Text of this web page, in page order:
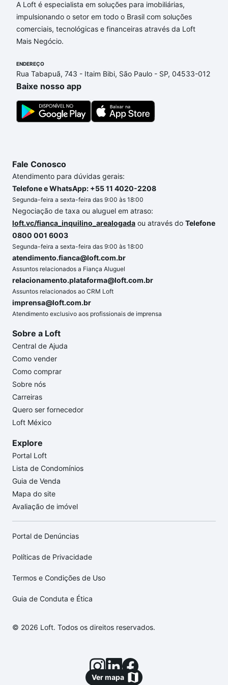
Ver mapa
Imóveis com 2 suites à venda em Jardim São
Maurício, Santa Gertrudes, SP que custam a partir
de R$ 0 e com nossas opções de financiamento
imobiliário as parcelas podem se adequar ao seu
envolvidos no processo de compra, veja em nosso
portal quanto custa comprar um apartamento e
conte com a gente para comprar o imóvel dos seus
sonhos com segurança e conforto. Loft, com você
até as chaves.
A Loft é especialista em soluções para imobiliárias,
impulsionando o setor em todo o Brasil com soluções
comerciais, tecnológicas e financeiras através da Loft
Mais Negócio.
ENDEREÇO
Rua Tabapuã, 743 - Itaim Bibi, São Paulo - SP, 04533-012
Baixe nosso app
Fale Conosco
Atendimento para dúvidas gerais:
Telefone e WhatsApp: +55 11 4020-2208
Segunda-feira a sexta-feira das 9:00 às 18:00
Negociação de taxa ou aluguel em atraso:
loft.vc/fianca_inquilino_arealogada ou através do Telefone
0800 001 6003
Segunda-feira a sexta-feira das 9:00 às 18:00
atendimento.fianca@loft.com.br
Assuntos relacionados a Fiança Aluguel
relacionamento.plataforma@loft.com.br
Assuntos relacionados ao CRM Loft
imprensa@loft.com.br
Atendimento exclusivo aos profissionais de imprensa
Sobre a Loft
Central de Ajuda
Como vender
Como comprar
Sobre nós
Carreiras
Quero ser fornecedor
Loft México
Explore
Portal Loft
Lista de Condomínios
Guia de Venda
Mapa do site
Avaliação de imóvel
Portal de Denúncias
Políticas de Privacidade
Termos e Condições de Uso
Guia de Conduta e Ética
© 2026 Loft. Todos os direitos reservados.